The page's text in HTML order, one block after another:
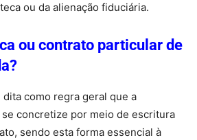
ou da alienação fiduciária.
ou contrato particular de
como regra geral que a
concretize por meio de escritura
sendo esta forma essencial à